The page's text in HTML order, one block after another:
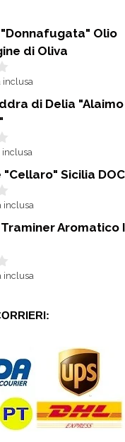
Olio
di Oliva
inclusa
di Delia "Alaimo
inclusa
"Cellaro" Sicilia DOC
inclusa
Aromatico
inclusa